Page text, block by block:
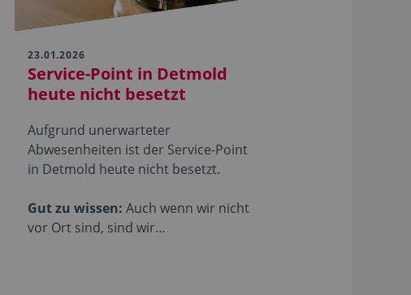
23.01.2026
Service-Point in Detmold
heute nicht besetzt
Aufgrund unerwarteter
Abwesenheiten ist der Service-Point
in Detmold heute nicht besetzt.
Gut zu wissen: Auch wenn wir nicht
vor Ort sind, sind wir…